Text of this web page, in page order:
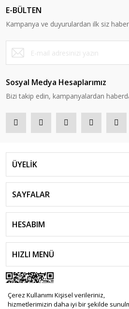
Çerez Kullanımı Kişisel verileriniz,
hizmetlerimizin daha iyi bir şekilde
E-BÜLTEN
Kampanya ve duyurulardan ilk siz
Sosyal Medya Hesaplarımız
Bizi takip edin, kampanyalardan
ÜYELİK
SAYFALAR
HESABIM
HIZLI MENÜ